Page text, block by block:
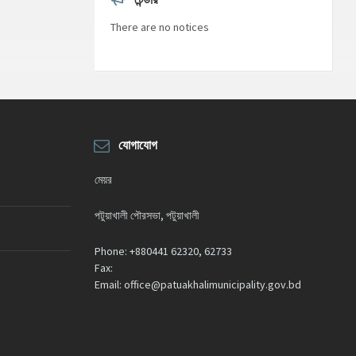
There are no notices
যোগাযোগ
মেয়র
পটুয়াখালী পৌরসভা, পটুয়াখালী
Phone:+880441 62320, 62733
Fax:
Email:office@patuakhalimunicipality.gov.bd